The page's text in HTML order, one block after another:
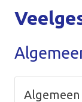
Algemeen